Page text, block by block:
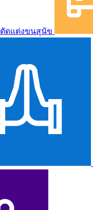
ตัดแต่งขนสุนัข